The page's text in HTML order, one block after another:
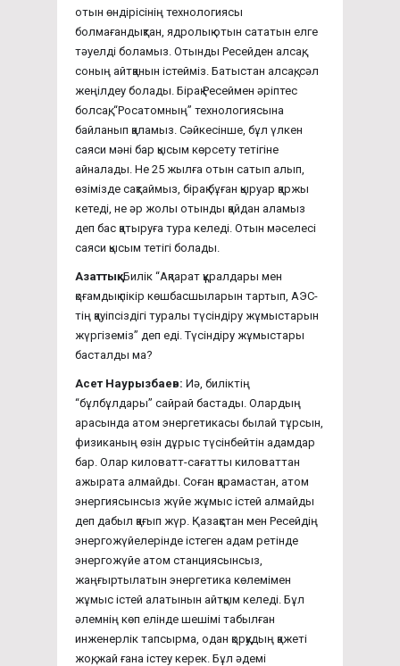
отын өндірісінің технологиясы
болмағандықтан, ядролық отын сататын елге
тәуелді боламыз. Отынды Ресейден алсақ,
соның айтқанын істейміз. Батыстан алсақ, сәл
жеңілдеу болады. Бірақ Ресеймен әріптес
болсақ, “Росатомның” технологиясына
байланып қаламыз. Сәйкесінше, бұл үлкен
саяси мәні бар қысым көрсету тетігіне
айналады. Не 25 жылға отын сатып алып,
өзімізде сақтаймыз, бірақ бұған қыруар қаржы
кетеді, не әр жолы отынды қайдан аламыз
деп бас қатыруға тура келеді. Отын мәселесі
саяси қысым тетігі болады.
Азаттық:Билік “Ақпарат құралдары мен
қоғамдық пікір көшбасшыларын тартып, АЭС-
тің қауіпсіздігі туралы түсіндіру жұмыстарын
жүргіземіз” деп еді. Түсіндіру жұмыстары
басталды ма?
Асет Наурызбаев: Иә, биліктің
“бұлбұлдары” сайрай бастады. Олардың
арасында атом энергетикасы былай тұрсын,
физиканың өзін дұрыс түсінбейтін адамдар
бар. Олар киловатт-сағатты киловаттан
ажырата алмайды. Соған қарамастан, атом
энергиясынсыз жүйе жұмыс істей алмайды
деп дабыл қағып жүр. Қазақстан мен Ресейдің
энергожүйелерінде істеген адам ретінде
энергожүйе атом станциясынсыз,
жаңғыртылатын энергетика көлемімен
жұмыс істей алатынын айтқым келеді. Бұл
әлемнің көп елінде шешімі табылған
инженерлік тапсырма, одан қорқудың қажеті
жоқ, жай ғана істеу керек. Бұл әдемі